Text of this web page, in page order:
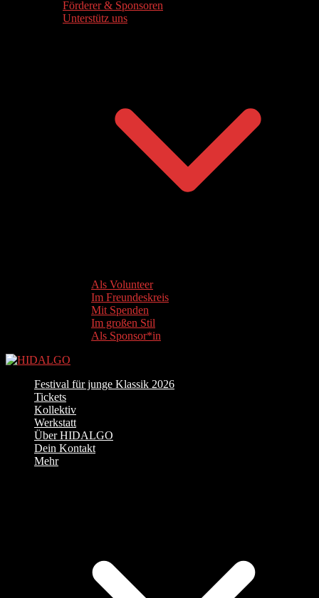
Förderer & Sponsoren
Unterstütz uns
Als Volunteer
Im Freundeskreis
Mit Spenden
Im großen Stil
Als Sponsor*in
Festival für junge Klassik 2026
Tickets
Kollektiv
Werkstatt
Über HIDALGO
Dein Kontakt
Mehr